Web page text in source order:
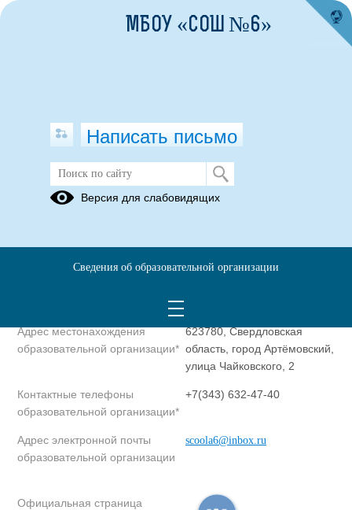
Полное наименование
образовательной организации*
Муниципальное бюджетное
общеобразовательное
образовательной организации*
Адрес местонахождения
образовательной организации*
623780, Свердловская
область, город Артёмовский,
улица Чайковского, 2
Контактные телефоны
образовательной организации*
+7(343) 632-47-40
Адрес электронной почты
образовательной организации
scoola6@inbox.ru
Официальная страница
МБОУ «СОШ №6»
Написать письмо
Версия для слабовидящих
Сведения об образовательной организации